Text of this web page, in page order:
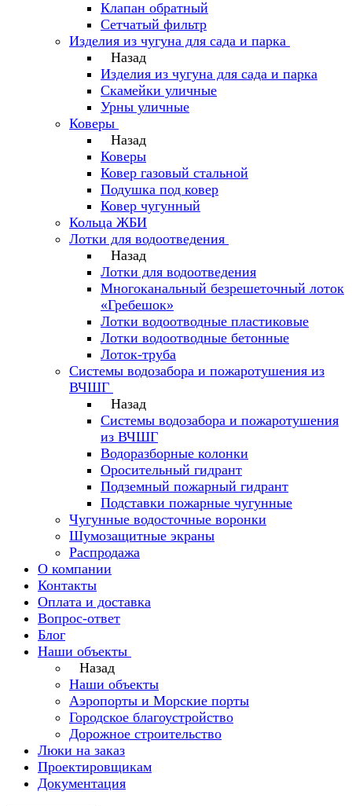
Клапан обратный
Сетчатый фильтр
Изделия из чугуна для сада и парка
Назад
Изделия из чугуна для сада и парка
Скамейки уличные
Урны уличные
Коверы
Назад
Коверы
Ковер газовый стальной
Подушка под ковер
Ковер чугунный
Кольца ЖБИ
Лотки для водоотведения
Назад
Лотки для водоотведения
Многоканальный безрешеточный лоток
«Гребешок»
Лотки водоотводные пластиковые
Лотки водоотводные бетонные
Лоток-труба
Системы водозабора и пожаротушения из
ВЧШГ
Назад
Системы водозабора и пожаротушения
из ВЧШГ
Водоразборные колонки
Оросительный гидрант
Подземный пожарный гидрант
Подставки пожарные чугунные
Чугунные водосточные воронки
Шумозащитные экраны
Распродажа
О компании
Контакты
Оплата и доставка
Вопрос-ответ
Блог
Наши объекты
Назад
Наши объекты
Аэропорты и Морские порты
Городское благоустройство
Дорожное строительство
Люки на заказ
Проектировщикам
Документация